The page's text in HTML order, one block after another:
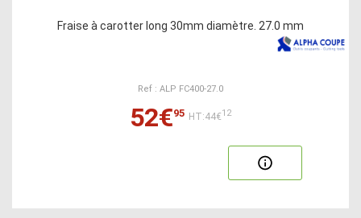
Fraise à carotter long 30mm diamètre. 27.0 mm
Ref : ALP FC400-27.0
52€95 HT:44€12